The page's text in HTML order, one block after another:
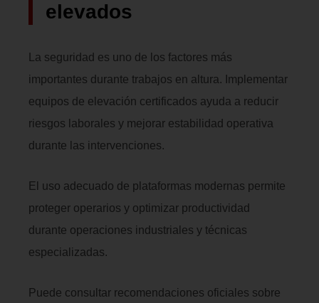
elevados
La seguridad es uno de los factores más
importantes durante trabajos en altura. Implementar
equipos de elevación certificados ayuda a reducir
riesgos laborales y mejorar estabilidad operativa
durante las intervenciones.
El uso adecuado de plataformas modernas permite
proteger operarios y optimizar productividad
durante operaciones industriales y técnicas
especializadas.
Puede consultar recomendaciones oficiales sobre